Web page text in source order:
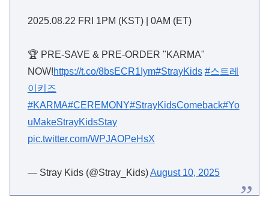
2025.08.22 FRI 1PM (KST) | 0AM (ET)
🏆 PRE-SAVE & PRE-ORDER "KARMA"
NOW!https://t.co/8bsECR1Iym#StrayKids #스트레
이키즈
#KARMA#CEREMONY#StrayKidsComeback#Yo
uMakeStrayKidsStay
pic.twitter.com/WPJAOPeHsX
— Stray Kids (@Stray_Kids)August 10, 2025